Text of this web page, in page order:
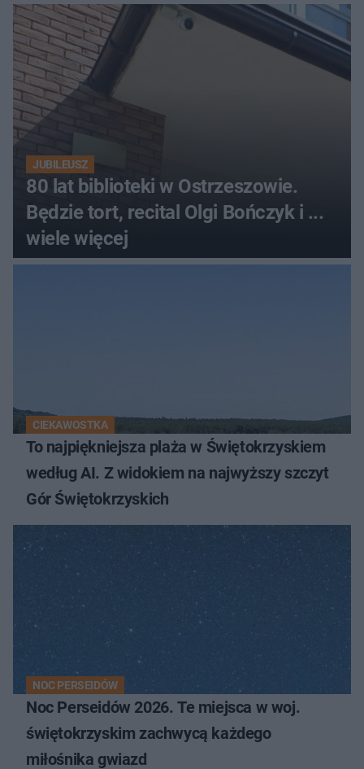
JUBILEUSZ
80 lat biblioteki w Ostrzeszowie.
Będzie tort, recital Olgi Bończyk i ...
wiele więcej
CIEKAWOSTKA
To najpiękniejsza plaża w Świętokrzyskiem
według AI. Z widokiem na najwyższy szczyt
Gór Świętokrzyskich
NOC PERSEIDÓW
Noc Perseidów 2026. Te miejsca w woj.
świętokrzyskim zachwycą każdego
miłośnika gwiazd